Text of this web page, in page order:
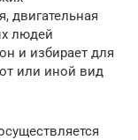
двигательная
людей
и избирает для
или иной вид